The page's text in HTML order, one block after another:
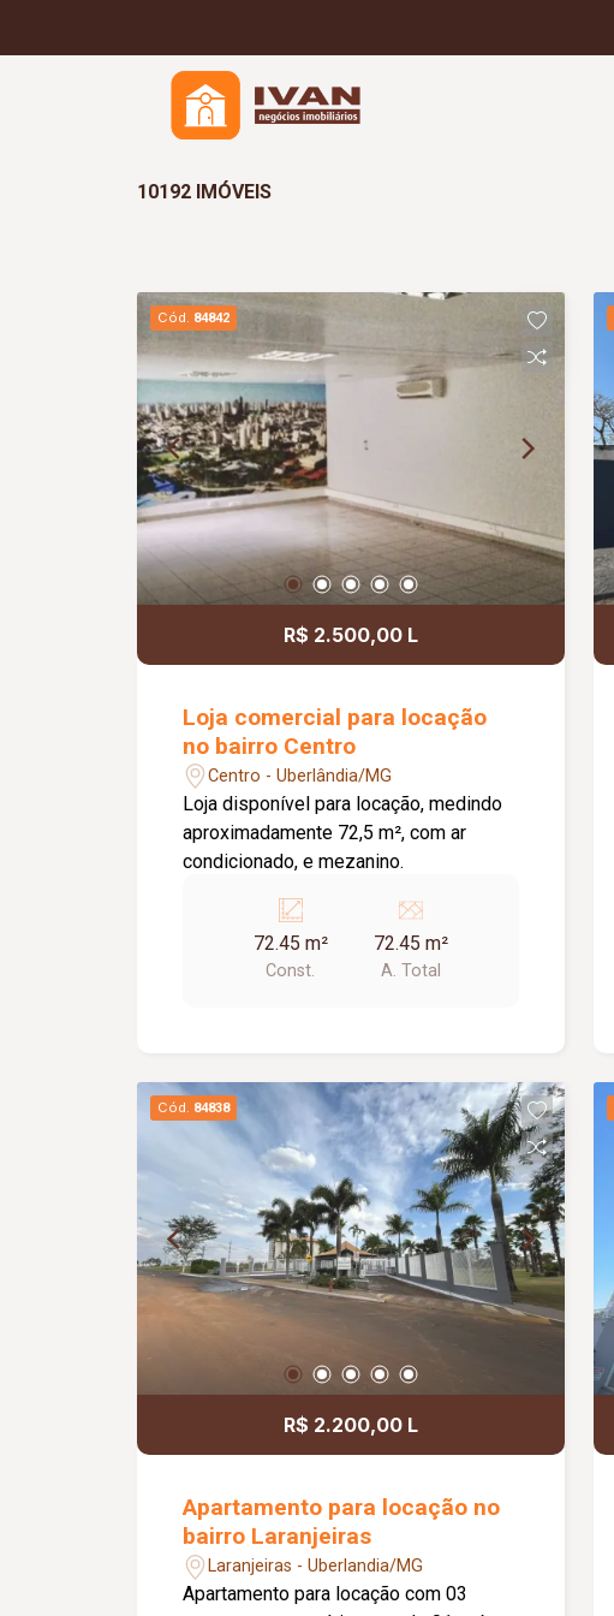
10192 IMÓVEIS
Cód. 84842
R$ 2.500,00 L
Loja comercial para locação
no bairro Centro
Centro - Uberlândia/MG
Loja disponível para locação, medindo
aproximadamente 72,5 m², com ar
condicionado, e mezanino.
72.45 m²
Const.
72.45 m²
A. Total
Cód. 84838
R$ 2.200,00 L
Apartamento para locação no
bairro Laranjeiras
Laranjeiras - Uberlandia/MG
Apartamento para locação com 03